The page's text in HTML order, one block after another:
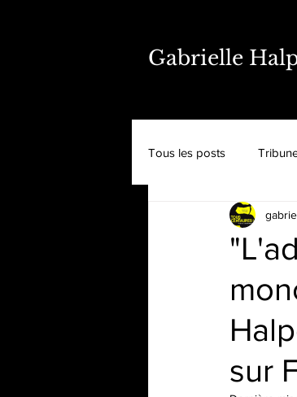
Gabrielle
Tous les posts
sur